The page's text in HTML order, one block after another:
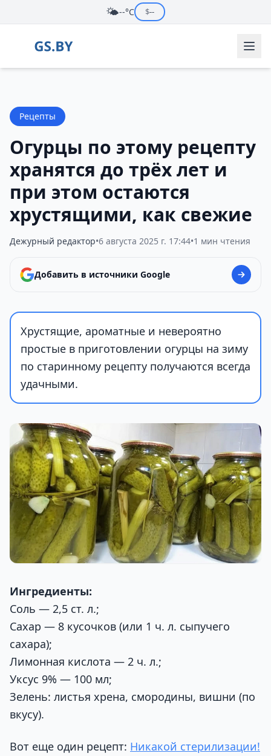
🌤️--°C $--
Рецепты
Огурцы по этому рецепту
хранятся до трёх лет и
при этом остаются
хрустящими, как свежие
Дежурный редактор•6 августа 2025 г. 17:44•1 мин чтения
Добавить в источники Google
Хрустящие, ароматные и невероятно
простые в приготовлении огурцы на зиму
по старинному рецепту получаются всегда
удачными.
Ингредиенты:
Соль — 2,5 ст. л.;
Сахар — 8 кусочков (или 1 ч. л. сыпучего
сахара);
Лимонная кислота — 2 ч. л.;
Уксус 9% — 100 мл;
Зелень: листья хрена, смородины, вишни (по
вкусу).
Вот еще один рецепт: Никакой стерилизации!